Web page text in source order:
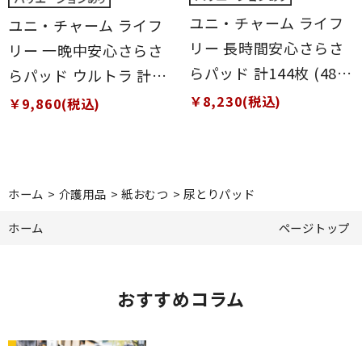
ユニ・チャーム ライフ
リー 一晩中安心さらさ
らパッド ウルトラ 計
126枚 (42枚×3袋)
￥9,860(税込)
ユニ・チャーム ライフ
リー 長時間安心さらさ
らパッド 計144枚 (48枚
×3袋)
￥8,230(税込)
ホーム > 介護用品 > 紙おむつ >尿とりパッド
ホーム
ページトップ
おすすめコラム